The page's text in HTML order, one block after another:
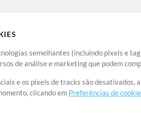
semelhantes (incluindo pixels e
de análise e marketing que podem
e os pixels de tracks são
clicando em Preferências de